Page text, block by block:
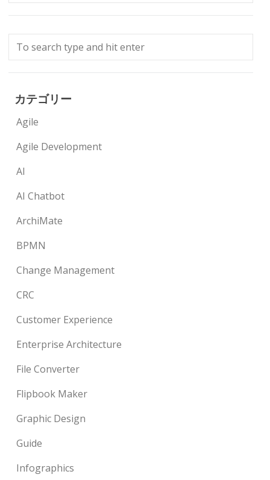
カテゴリー
Agile
Agile Development
AI
AI Chatbot
ArchiMate
BPMN
Change Management
CRC
Customer Experience
Enterprise Architecture
File Converter
Flipbook Maker
Graphic Design
Guide
Infographics